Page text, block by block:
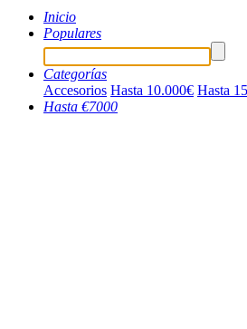
Inicio
Populares
Categorías
Accesorios Hasta 10.000€ Hasta
Hasta €7000